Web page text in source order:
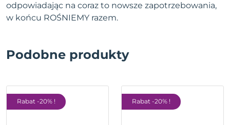
odpowiadając na coraz to nowsze zapotrzebowania,
w końcu ROŚNIEMY razem.
Podobne produkty
Rabat -20% ! Rabat -20% !